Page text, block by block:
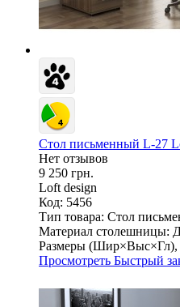
Стол письменный L-27
Нет отзывов
9 250 грн.
Loft design
Код: 5456
Тип товара: Стол
Материал столешницы:
Размеры (Шир×Выс×Гл),
Просмотреть Быстрый